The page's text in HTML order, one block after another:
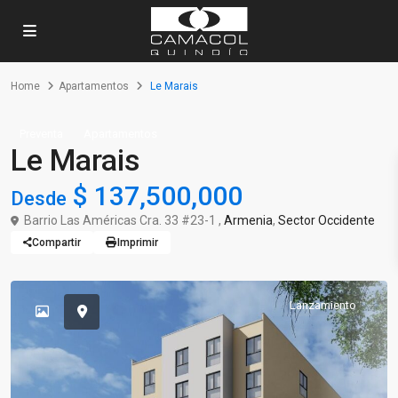
Home Apartamentos Le Marais
Le Marais
Desde $ 137,500,000
Barrio Las Américas Cra. 33 #23-1 , Armenia, Sector Occidente
Compartir Imprimir
Lanzamiento